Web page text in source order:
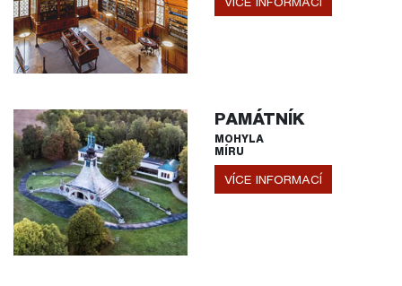
PAMÁTNÍK
MOHYLA
MÍRU
VÍCE INFORMACÍ